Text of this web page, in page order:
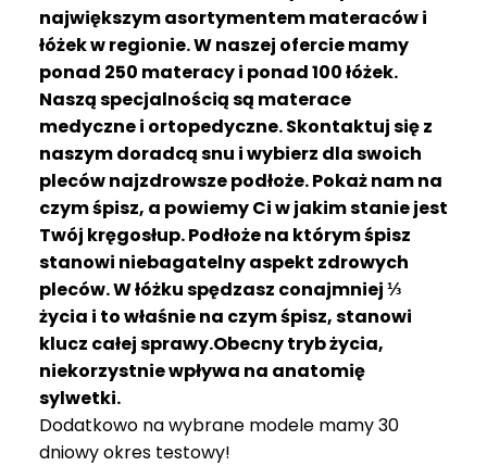
największym asortymentem materaców i
łóżek w regionie. W naszej ofercie mamy
ponad 250 materacy i ponad 100 łóżek.
Naszą specjalnością są materace
medyczne i ortopedyczne. Skontaktuj się z
naszym doradcą snu i wybierz dla swoich
pleców najzdrowsze podłoże. Pokaż nam na
czym śpisz, a powiemy Ci w jakim stanie jest
Twój kręgosłup. Podłoże na którym śpisz
stanowi niebagatelny aspekt zdrowych
pleców. W łóżku spędzasz conajmniej ⅓
życia i to właśnie na czym śpisz, stanowi
klucz całej sprawy.Obecny tryb życia,
niekorzystnie wpływa na anatomię
sylwetki.
Dodatkowo na wybrane modele mamy 30
dniowy okres testowy!